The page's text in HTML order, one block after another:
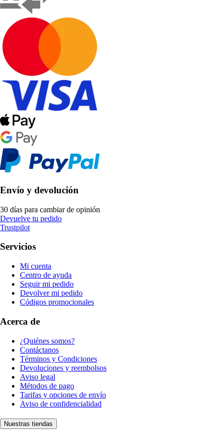
Envío y devolución
30 días para cambiar de opinión
Devuelve tu pedido
Trustpilot
Servicios
Mi cuenta
Centro de ayuda
Seguir mi pedido
Devolver mi pedido
Códigos promocionales
Acerca de
¿Quiénes somos?
Contáctanos
Términos y Condiciones
Devoluciones y reembolsos
Aviso legal
Métodos de pago
Tarifas y opciones de envío
Aviso de confidencialidad
Nuestras tiendas